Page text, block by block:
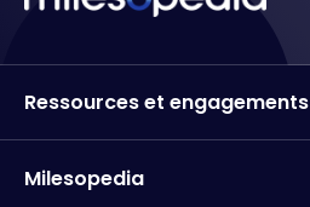
Ressources et engagements
Milesopedia